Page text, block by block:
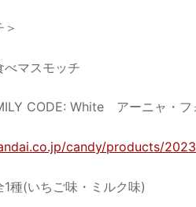
マスモッチ
CODE: White アーニャ・フ
candy/products/
ちご味・ミルク味)